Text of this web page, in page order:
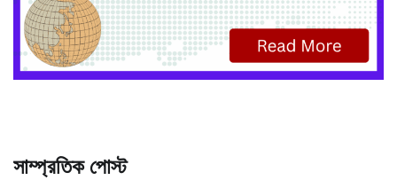
সাম্প্রতিক পোস্ট